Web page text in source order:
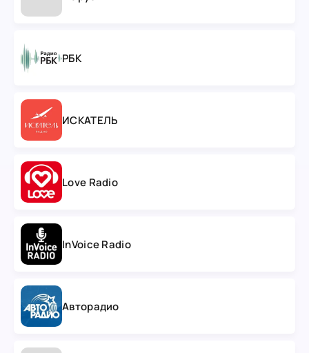
РБК
ИСКАТЕЛЬ
Love Radio
InVoice Radio
Авторадио